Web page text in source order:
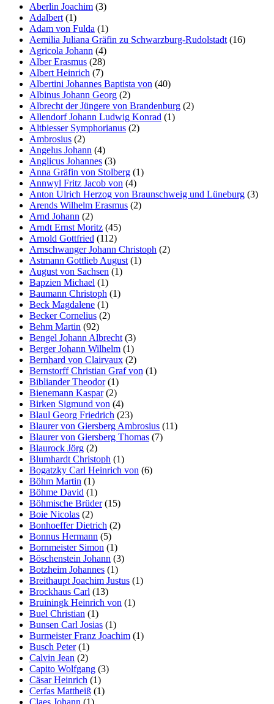
Aberlin Joachim (3)
Adalbert (1)
Adam von Fulda (1)
Aemilia Juliana Gräfin zu Schwarzburg-Rudolstadt (16)
Agricola Johann (4)
Alber Erasmus (28)
Albert Heinrich (7)
Albertini Johannes Baptista von (40)
Albinus Johann Georg (2)
Albrecht der Jüngere von Brandenburg (2)
Allendorf Johann Ludwig Konrad (1)
Altbiesser Symphorianus (2)
Ambrosius (2)
Angelus Johann (4)
Anglicus Johannes (3)
Anna Gräfin von Stolberg (1)
Annwyl Fritz Jacob von (4)
Anton Ulrich Herzog von Braunschweig und Lüneburg (3)
Arends Wilhelm Erasmus (2)
Arnd Johann (2)
Arndt Ernst Moritz (45)
Arnold Gottfried (112)
Arnschwanger Johann Christoph (2)
Astmann Gottlieb August (1)
August von Sachsen (1)
Bapzien Michael (1)
Baumann Christoph (1)
Beck Magdalene (1)
Becker Cornelius (2)
Behm Martin (92)
Bengel Johann Albrecht (3)
Berger Johann Wilhelm (1)
Bernhard von Clairvaux (2)
Bernstorff Christian Graf von (1)
Bibliander Theodor(1)
Bienemann Kaspar(2)
Birken Sigmund von (4)
Blaul Georg Friedrich (23)
Blaurer von Giersberg Ambrosius (11)
Blaurer von Giersberg Thomas (7)
Blaurock Jörg (2)
Blumhardt Christoph (1)
Bogatzky Carl Heinrich von (6)
Böhm Martin (1)
Böhme David (1)
Böhmische Brüder(15)
Boie Nicolas (2)
Bonhoeffer Dietrich (2)
Bonnus Hermann (5)
Bornmeister Simon (1)
Böschenstein Johann (3)
Botzheim Johannes (1)
Breithaupt Joachim Justus (1)
Brockhaus Carl (13)
Bruiningk Heinrich von (1)
Buel Christian (1)
Bunsen Carl Josias (1)
Burmeister Franz Joachim (1)
Busch Peter(1)
Calvin Jean (2)
Capito Wolfgang (3)
Cäsar Heinrich (1)
Cerfas Mattheiß (1)
Claes Johann (1)